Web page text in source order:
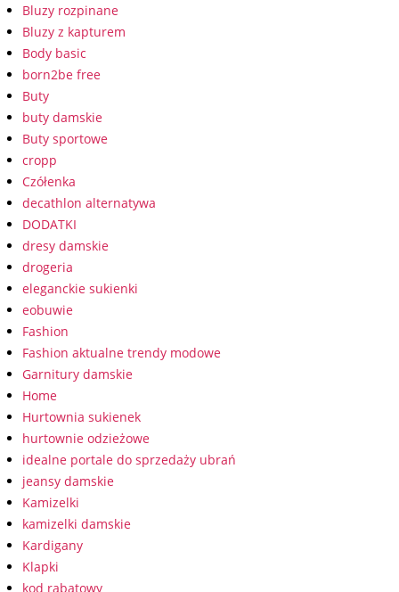
Bluzy rozpinane
Bluzy z kapturem
Body basic
born2be free
Buty
buty damskie
Buty sportowe
cropp
Czółenka
decathlon alternatywa
DODATKI
dresy damskie
drogeria
eleganckie sukienki
eobuwie
Fashion
Fashion aktualne trendy modowe
Garnitury damskie
Home
Hurtownia sukienek
hurtownie odzieżowe
idealne portale do sprzedaży ubrań
jeansy damskie
Kamizelki
kamizelki damskie
Kardigany
Klapki
kod rabatowy